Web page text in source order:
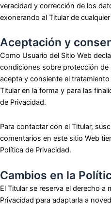
veracidad y corrección de los
exonerando al Titular de
Aceptación y
Como Usuario del Sitio Web
condiciones sobre protección de
acepta y consiente el
Titular en la forma y para las
de Privacidad.
Para contactar con el Titular,
comentarios en este sitio Web
Política de Privacidad.
Cambios en la
El Titular se reserva el derecho a
Privacidad para adaptarla a